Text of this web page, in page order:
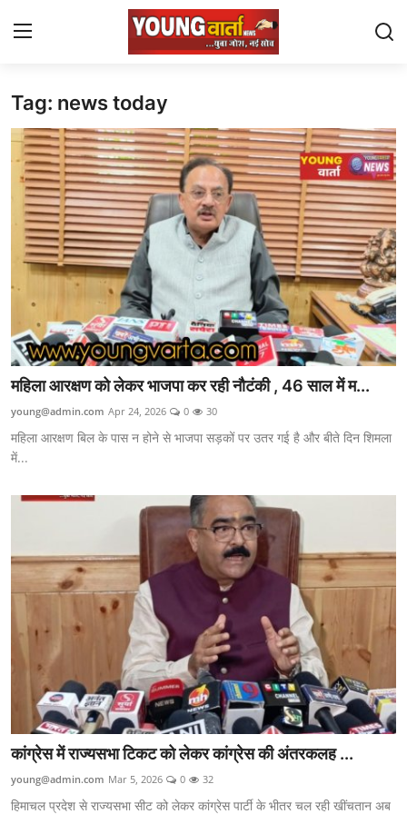
Login
Home
J $ K
Uttra Khand
Staff Details
Sports
Gallery
punjab
Utter Pradesh
Contact
Chandigarh
Political
Himachal Pradesh
Tag: news today
महिला आरक्षण को लेकर भाजपा कर रही नौटंकी , 46 साल में म...
young@admin.com Apr 24, 2026 0 30
महिला आरक्षण बिल के पास न होने से भाजपा सड़कों पर उतर गई है और बीते दिन शिमला
में...
कांग्रेस में राज्यसभा टिकट को लेकर कांग्रेस की अंतरकलह ...
young@admin.com Mar 5, 2026 0 32
हिमाचल प्रदेश से राज्यसभा सीट को लेकर कांग्रेस पार्टी के भीतर चल रही खींचतान अब